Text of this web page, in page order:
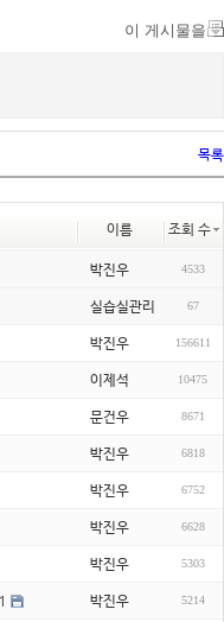
이 게시물을
목록
이름 조회 수
박진우 4533
실습실관리 67
박진우 156611
이제석 10475
문건우 8671
박진우 6818
박진우 6752
박진우 6628
박진우 5303
박진우 5214